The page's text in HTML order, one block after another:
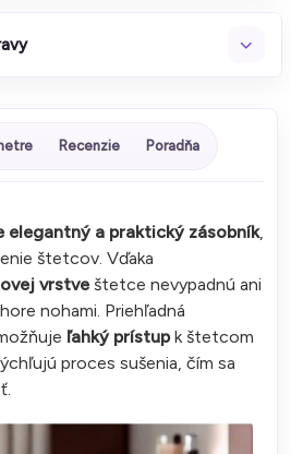
Recenzie Poradňa
elegantný a praktický zásobník,
štetcov. Vďaka
vrstve štetce nevypadnú ani
nohami. Priehľadná
ľahký prístupk štetcom
proces sušenia, čím sa